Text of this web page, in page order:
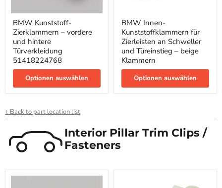
BMW
Kunststoff-
Zierklammern
–
vordere
und
hintere
Türverkleidung
51418224768
BMW Kunststoff-
Zierklammern – vordere
und hintere
Türverkleidung
51418224768
Optionen auswählen
Innen-
Kunststoffklammern
für
Zierleisten
an
Schweller
und
Türeinstieg
–
BMW Innen-
Kunststoffklammern für
Zierleisten an Schweller
und Türeinstieg – beige
Klammern
Optionen auswählen
↑ Back to part location list
Interior Pillar Trim Clips /
Fasteners